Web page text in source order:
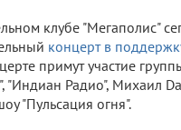
клубе "Мегаполис"
концерт в
примут участие
"Индиан Радио", Михаил
"Пульсация огня".